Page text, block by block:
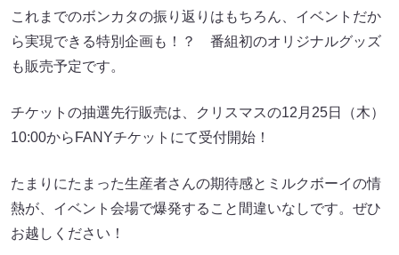
これまでのボンカタの振り返りはもちろん、イベントだか
ら実現できる特別企画も！？ 番組初のオリジナルグッズ
も販売予定です。
チケットの抽選先行販売は、クリスマスの12月25日（木）
10:00からFANYチケットにて受付開始！
たまりにたまった生産者さんの期待感とミルクボーイの情
熱が、イベント会場で爆発すること間違いなしです。ぜひ
お越しください！